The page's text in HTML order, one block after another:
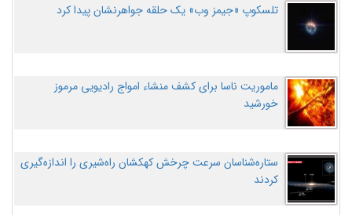
تلسکوپ «جیمز وب» یک حلقه جواهرنشان پیدا کرد
ماموریت ناسا برای کشف منشاء امواج رادیویی مرموز
خورشید
ستاره‌شناسان سرعت چرخش کهکشان راه‌شیری را اندازه‌گیری
کردند